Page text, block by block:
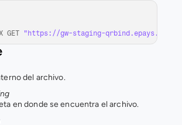
GET "https://gw-staging-
del archivo.
en donde se encuentra el archivo.